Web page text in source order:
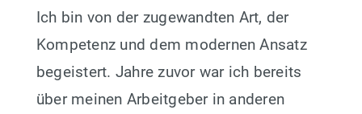
Ich bin von der zugewandten Art, der
Kompetenz und dem modernen Ansatz
begeistert. Jahre zuvor war ich bereits
über meinen Arbeitgeber in anderen